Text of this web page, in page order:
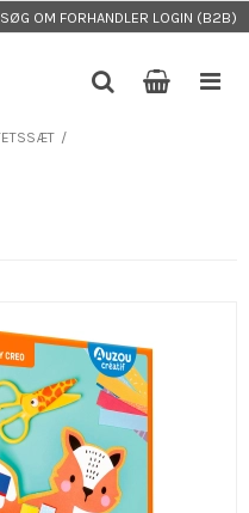
OM FORHANDLER LOGIN (B2B)
/